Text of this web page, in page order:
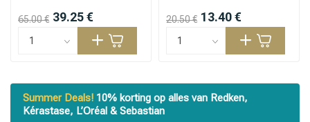
65.00 € 39.25 € 20.50 € 13.40 €
Summer Deals! 10% korting op alles van Redken,
Kérastase, L’Oréal & Sebastian